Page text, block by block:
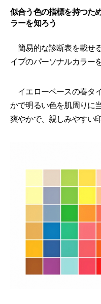
似合う色の指標を持つた
ラーを知ろう
簡易的な診断表を載せ
イプのパーソナルカラー
イエローベースの春タ
かで明るい色を肌周りに
爽やかで、親しみやすい